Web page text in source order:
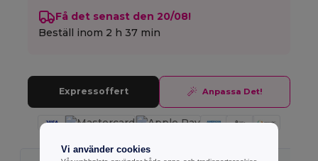
Få det senast den 20/08!
Beställ inom 2 h 37 min
Expressoffert Anpassa Det!
Vi använder cookies